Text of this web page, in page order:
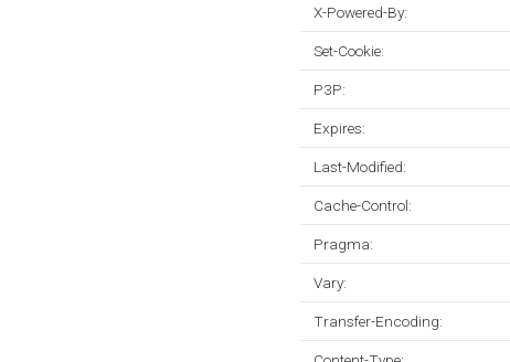
X-Powered-By:
Set-Cookie:
P3P:
Expires:
Last-Modified:
Cache-Control:
Pragma:
Vary:
Transfer-Encoding: